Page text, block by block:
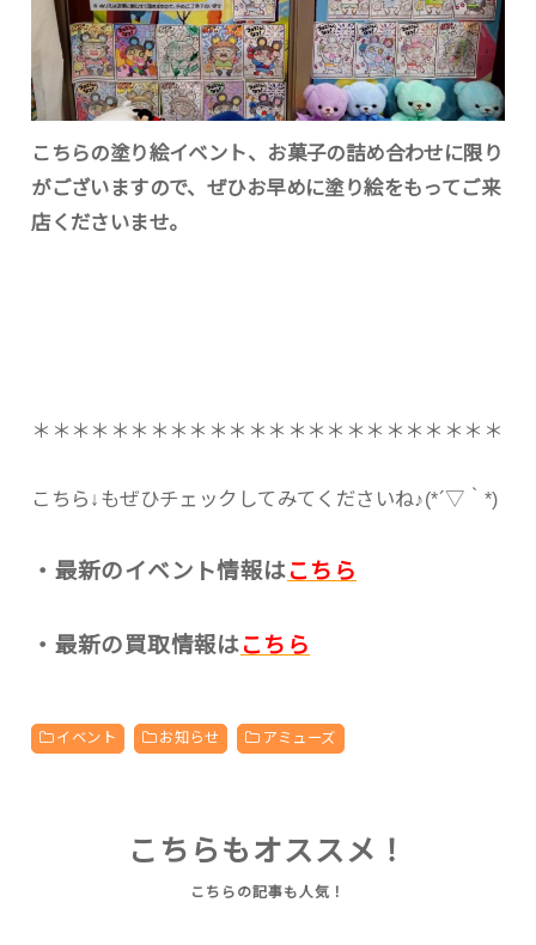
こちらの塗り絵イベント、お菓子の詰め合わせに限り
がございますので、ぜひお早めに塗り絵をもってご来
店くださいませ。
＊＊＊＊＊＊＊＊＊＊＊＊＊＊＊＊＊＊＊＊＊＊＊＊
こちら↓もぜひチェックしてみてくださいね♪(*´▽｀*)
・最新のイベント情報はこちら
・最新の買取情報はこちら
イベント お知らせ アミューズ
こちらもオススメ！